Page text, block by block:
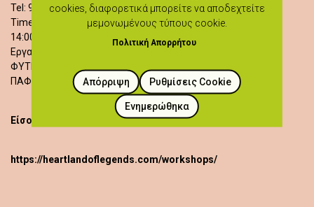
Tel: 99411833
Time of Activities:
14:00 - 16:00
Εργαστήριο Μελισσόκηπος
ΦΥΤΗ
ΠΑΦΟΣ
Είσοδος δωρεάν
https://heartlandoflegends.com/workshops/
cookies, διαφορετικά μπορείτε να αποδεχτείτε
μεμονωμένους τύπους cookie.
Πολιτική Απορρήτου
Ρυθμίσεις Cookie
Απόρριψη
Ενημερώθηκα